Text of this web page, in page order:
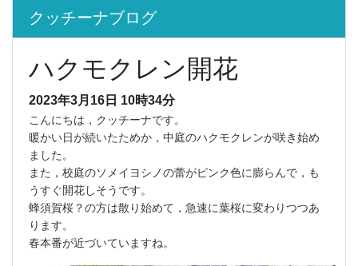
クッチーナブログ
ハクモクレン開花
2023年3月16日 10時34分
こんにちは，クッチーナです。
暖かい日が続いたためか，中庭のハクモクレンが咲き始め
ました。
また，校庭のソメイヨシノの蕾がピンク色に膨らんで，も
うすぐ開花しそうです。
蜂須賀桜？の方は散り始めて，急速に葉桜に変わりつつあ
ります。
春本番が近づいていますね。